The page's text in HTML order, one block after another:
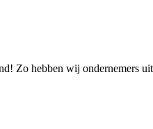
Zo hebben wij ondernemers